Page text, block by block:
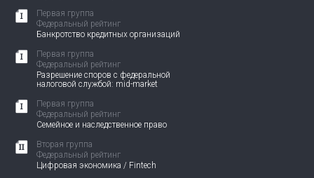
Первая группа
Федеральный рейтинг
Банкротство кредитных организаций
Первая группа
Федеральный рейтинг
Разрешение споров с федеральной
налоговой службой: mid-market
Первая группа
Федеральный рейтинг
Семейное и наследственное право
Вторая группа
Федеральный рейтинг
Цифровая экономика / Fintech